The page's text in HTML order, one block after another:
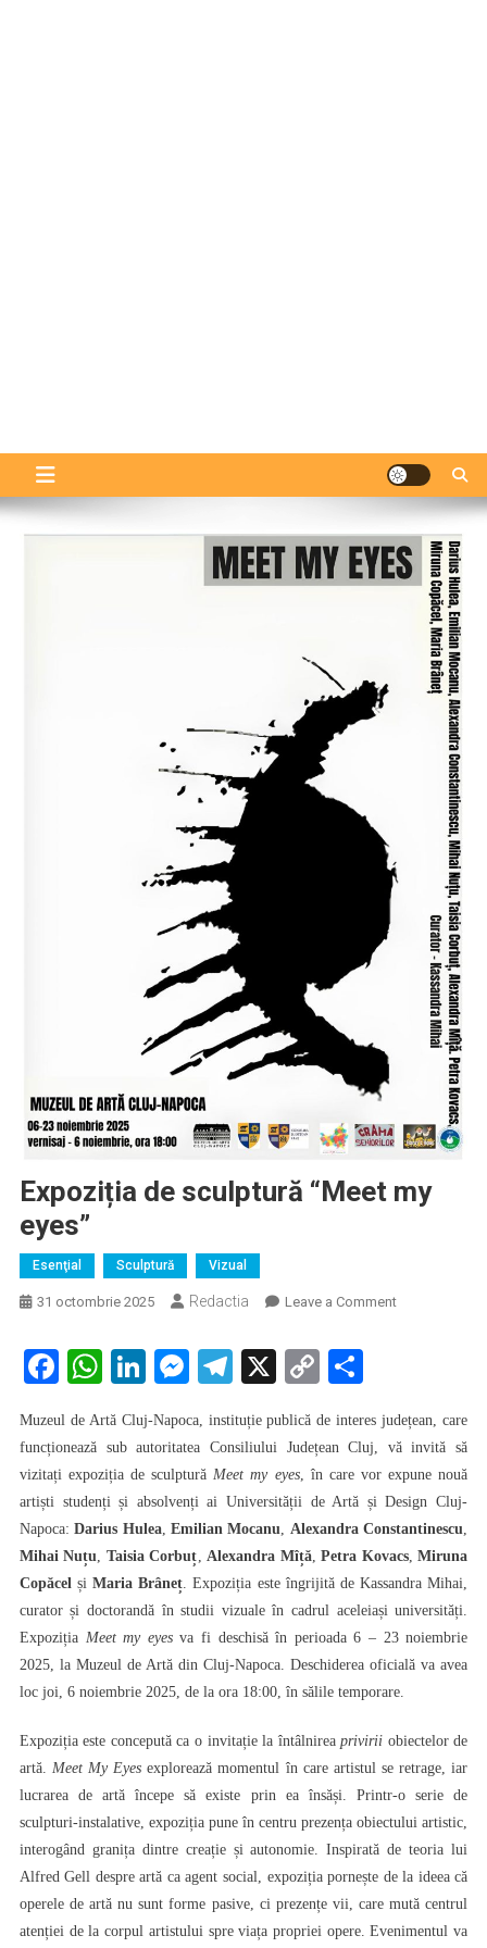
Expoziția de sculptură “Meet my
eyes”
Esenţial Sculptură Vizual
31 octombrie 2025 Redactia Leave a Commenton
my
eyes”
Facebook
WhatsApp
LinkedIn
Messenger
Telegram
X Copy
Muzeul de Artă Cluj-Napoca, instituție publică de interes județean, care
funcționează sub autoritatea Consiliului Județean Cluj, vă invită să
vizitați expoziția de sculptură Meet my eyes, în care vor expune nouă
artiști studenți și absolvenți ai Universității de Artă și Design Cluj-
Napoca:Darius Hulea,Emilian Mocanu Alexandra Constantinescu
Mihai Nuțu
Taisia Corbuț Alexandra Mîță,Petra Kovacs,Miruna
Copăcel șiMaria Brâneț . Expoziția este îngrijită de Kassandra Mihai,
curator și doctorandă în studii vizuale în cadrul aceleiași universități.
Expoziția Meet my eyesva fi deschisă în perioada 6 – 23 noiembrie
2025, la Muzeul de Artă din Cluj-Napoca. Deschiderea oficială va avea
loc joi, 6 noiembrie 2025, de la ora 18:00, în sălile temporare.
Expoziția este concepută ca o invitație la întâlnireaprivirii obiectelor de
artă. Meet My Eyes explorează momentul în care artistul se retrage, iar
lucrarea de artă începe să existe prin ea însăși. Printr-o serie de
sculpturi-instalative, expoziția pune în centru prezența obiectului artistic,
interogând granița dintre creație și autonomie. Inspirată de teoria lui
Alfred Gell despre artă ca agent social, expoziția pornește de la ideea că
operele de artă nu sunt forme pasive, ci prezențe vii, care mută centrul
atenției de la corpul artistului spre viața propriei opere. Evenimentul va